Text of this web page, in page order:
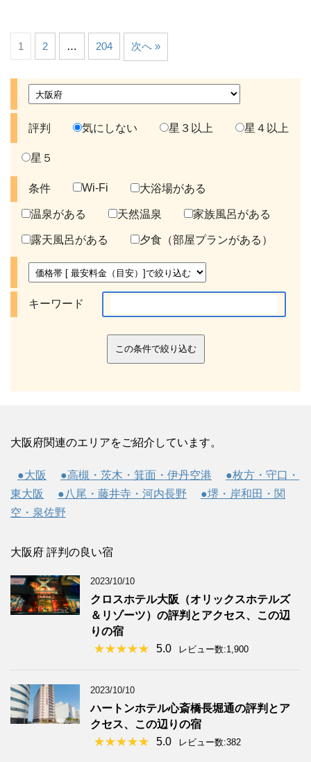
1 2 … 204 次へ »
評判 気にしない 星３以上 星４以上
星５
条件 Wi-Fi 大浴場がある
温泉がある 天然温泉 家族風呂がある
露天風呂がある 夕食（部屋プランがある）
キーワード
この条件で絞り込む
大阪府関連のエリアをご紹介しています。
●大阪 ●高槻・茨木・箕面・伊丹空港
●枚方・守口・
東大阪
●八尾・藤井寺・河内長野
●堺・岸和田・関
空・泉佐野
大阪府 評判の良い宿
2023/10/10
クロスホテル大阪（オリックスホテルズ
＆リゾーツ）の評判とアクセス、この辺
りの宿
5.0
レビュー数:1,900
2023/10/10
ハートンホテル心斎橋長堀通の評判とア
クセス、この辺りの宿
5.0
レビュー数:382